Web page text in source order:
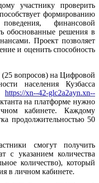
участнику проверить
формированию
финансовой
обоснованные решения в
Проект позволяет
и оценить способность
(25 вопросов) на Цифровой
населения Кузбасса
https://xn--42-glc2a2ayn.xn--
на платформе нужно
кабинете. Каждому
продолжительностью 50
смогут получить
с указанием количества
количество), который
в личном кабинете.